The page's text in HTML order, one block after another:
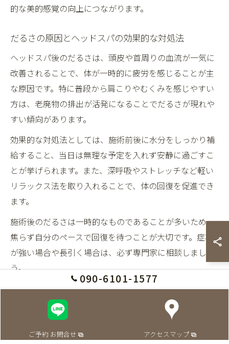
的な美的感覚の向上につながります。
だるさの原因とヘッドスパの効果的な対処法
ヘッドスパ後のだるさは、頭皮や首周りの血流が一気に
改善されることで、体が一時的に疲労を感じることが主
な原因です。特に普段から肩こりやむくみを感じやすい
方は、老廃物の排出が活発になることでだるさが現れや
すい傾向があります。
効果的な対処法としては、施術前後に水分をしっかり補
給すること、当日は無理な予定を入れず安静に過ごすこ
とが挙げられます。また、深呼吸やストレッチなど軽い
リラックス法を取り入れることで、体の回復を促進でき
ます。
施術後のだるさは一時的なものであることが多いため、
焦らず自分のペースで回復を待つことが大切です。症状
が強い場合や長引く場合は、必ず専門家に相談しましょ
う。
体質別に異なるヘッドスパの反応を理解する
ヘッドスパの反応は、個人の体質や生活習慣によって大
きく異なります。たとえば、冷え性や低血圧の方は施術
090-6101-1577
ご予約 お問合せ アクセスマップ